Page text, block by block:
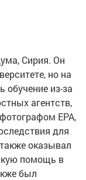
Сирия. Он
но на
обучение из-за
агентств,
EPA,
для
оказывал
помощь в
был